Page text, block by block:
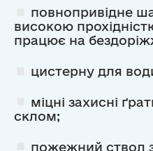
повнопривідне
високою
працює на
цистерну для
міцні захисні
склом;
пожежний ствол